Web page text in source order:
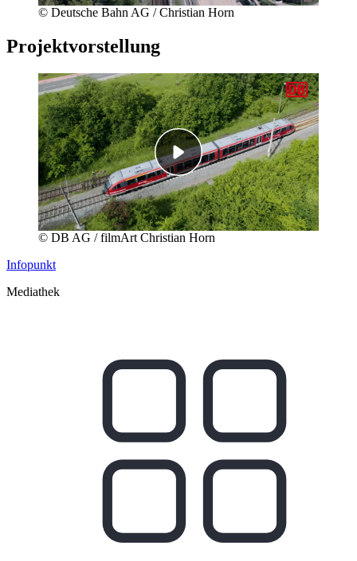
© Deutsche Bahn AG / Christian Horn
Projektvorstellung
© DB AG / filmArt Christian Horn
Infopunkt
Mediathek